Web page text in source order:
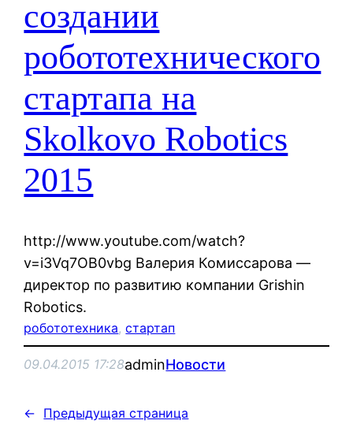
создании
робототехнического
стартапа на
Skolkovo Robotics
2015
http://www.youtube.com/watch?
v=i3Vq7OB0vbg Валерия Комиссарова —
директор по развитию компании Grishin
Robotics.
робототехника, стартап
09.04.2015 17:28adminНовости
← Предыдущая страница